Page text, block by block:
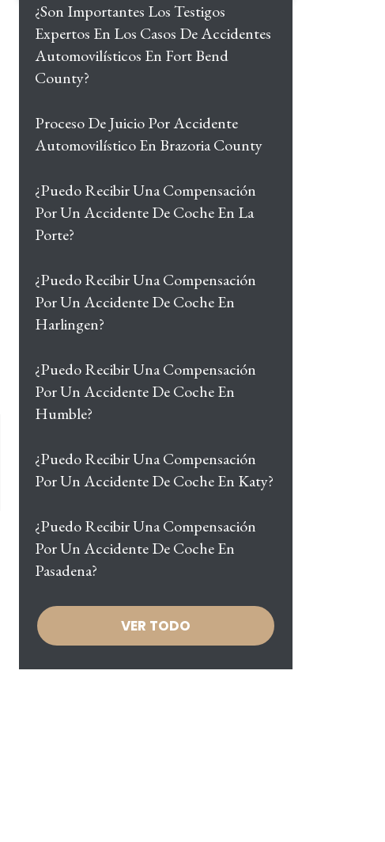
¿Son Importantes Los Testigos
Expertos En Los Casos De Accidentes
Automovilísticos En Fort Bend
County?
Proceso De Juicio Por Accidente
Automovilístico En Brazoria County
¿Puedo Recibir Una Compensación
Por Un Accidente De Coche En La
Porte?
¿Puedo Recibir Una Compensación
Por Un Accidente De Coche En
Harlingen?
¿Puedo Recibir Una Compensación
Por Un Accidente De Coche En
Humble?
¿Puedo Recibir Una Compensación
Por Un Accidente De Coche En Katy?
¿Puedo Recibir Una Compensación
Por Un Accidente De Coche En
Pasadena?
VER TODO